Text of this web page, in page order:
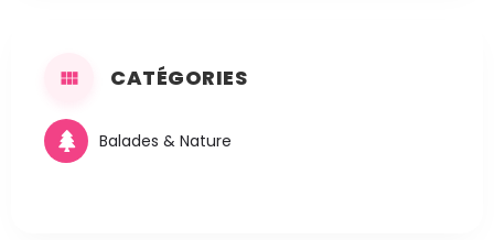
CATÉGORIES
Balades & Nature